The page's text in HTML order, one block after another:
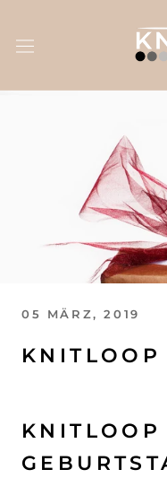
zum
05 MÄRZ, 2019
KNITLOOP